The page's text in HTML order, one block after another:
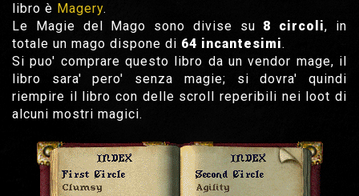
libro è Magery.
Le Magie del Mago sono divise su 8 circoli, in
totale un mago dispone di 64 incantesimi.
Si puo' comprare questo libro da un vendor mage, il
libro sara' pero' senza magie; si dovra' quindi
riempire il libro con delle scroll reperibili nei loot di
alcuni mostri magici.